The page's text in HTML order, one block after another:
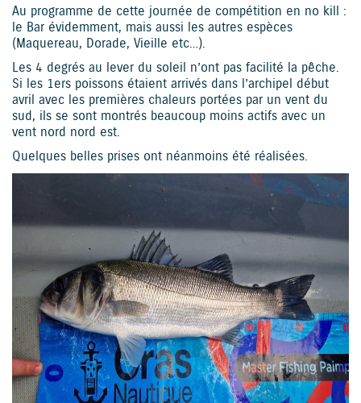
Au programme de cette journée de compétition en no kill :
le Bar évidemment, mais aussi les autres espèces
(Maquereau, Dorade, Vieille etc…).
Les 4 degrés au lever du soleil n’ont pas facilité la pêche.
Si les 1ers poissons étaient arrivés dans l’archipel début
avril avec les premières chaleurs portées par un vent du
sud, ils se sont montrés beaucoup moins actifs avec un
vent nord nord est.
Quelques belles prises ont néanmoins été réalisées.